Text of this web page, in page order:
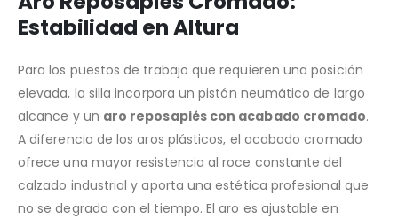
Estabilidad en Altura
Para los puestos de trabajo que requieren una posición
elevada, la silla incorpora un pistón neumático de largo
alcance y un aro reposapiés con acabado cromado.
A diferencia de los aros plásticos, el acabado cromado
ofrece una mayor resistencia al roce constante del
calzado industrial y aporta una estética profesional que
no se degrada con el tiempo. El aro es ajustable en